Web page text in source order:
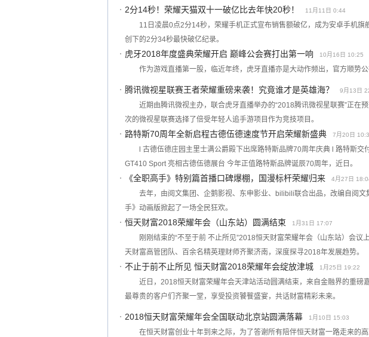
2分14秒！荣耀天猫双十一破亿比去年快20秒！ 11月11日 0:44
11日凌晨0点2分14秒，荣耀手机正式宣布销售额破亿，成为安卓手机旗
创下的2分34秒最快破亿纪录。
虎牙2018年度盛典荣耀开启 巅峰公会赛打出第一响 10月16日 10:25
作为游戏直播第一股，临近年终，虎牙直播亦是大动作频出，官方顺势公
腾讯微视星联赛王者荣耀重磅来袭！究竟谁才是英雄海？ 9月13日
近期由腾讯微视主办，联合虎牙直播举办的“2018腾讯微视星联赛”正在
次的微视星联赛选择了倍受年轻人追手游项目作为竞技项目。
路特斯70周年全新启程古德伍德速度节开启荣耀新盛典 7月20日
l 古德伍德庄园主里士满公爵殿下出席路特斯品牌70周年庆典 l 路特斯
GT410 Sport 亮相古德伍德展台 今年正值路特斯品牌诞辰70周年，近日。
《全职高手》特别篇首播口碑爆棚，国漫标杆荣耀归来 4月27日
去年，由阅文集团、企鹅影视、东申影业、bilibili联合出品，改编自阅
手》动画版掀起了一场全民狂欢。
恒天财富2018荣耀年会（山东站）圆满结束 1月31日 17:07
刚刚结束的“不至于前 不止所见”2018恒天财富荣耀年会（山东站）会议
天财富高管团队、百余名精英理财师齐聚济南，深度探寻2018年发展趋势。
不止于前不止所见 恒天财富2018荣耀年会绽放津城 1月25日 19:22
近日，2018恒天财富荣耀年会天津站活动圆满结束，来自金融界的重磅
最尊贵的客户们齐聚一堂，享受投资饕餮盛宴，共话财富精彩未来。
2018恒天财富荣耀年会全国联动北京站圆满落幕 1月10日 15:03
在恒天财富创业十年到来之际，为了答谢所有陪伴恒天财富一路走来的